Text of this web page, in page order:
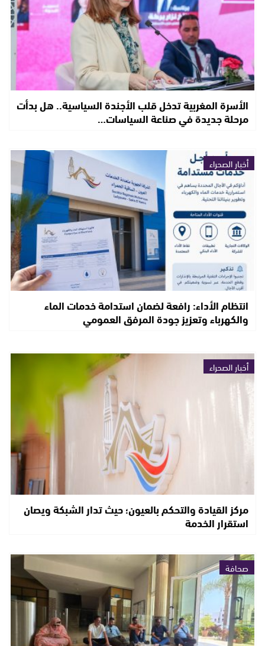
الأسرة المغربية تدخل قلب الأجندة السياسية.. هل بدأت
مرحلة جديدة في صناعة السياسات…
أخبار الصحراء
انتظام الأداء: رافعة لضمان استدامة خدمات الماء
والكهرباء وتعزيز جودة المرفق العمومي
أخبار الصحراء
مركز القيادة والتحكم بالعيون؛ حيث تدار الشبكة ويصان
استقرار الخدمة
صحافة